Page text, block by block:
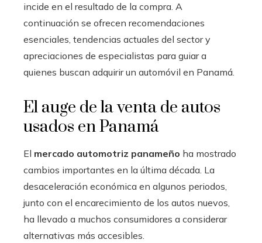
incide en el resultado de la compra. A
continuación se ofrecen recomendaciones
esenciales, tendencias actuales del sector y
apreciaciones de especialistas para guiar a
quienes buscan adquirir un automóvil en Panamá.
El auge de la venta de autos
usados en Panamá
El mercado automotriz panameño ha mostrado
cambios importantes en la última década. La
desaceleración económica en algunos periodos,
junto con el encarecimiento de los autos nuevos,
ha llevado a muchos consumidores a considerar
alternativas más accesibles.